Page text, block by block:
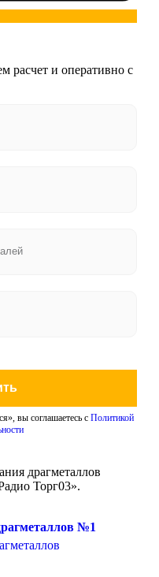
расчет и оперативно с
вы соглашаетесь с Политикой
драгметаллов
Торг03».
№1